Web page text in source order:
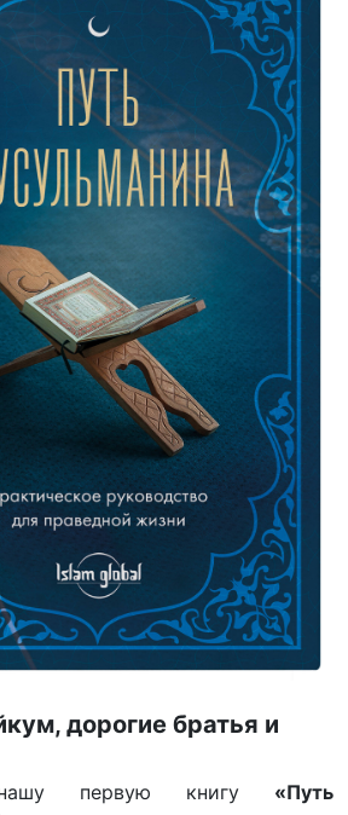
дорогие братья и
нашу первую книгу «Путь